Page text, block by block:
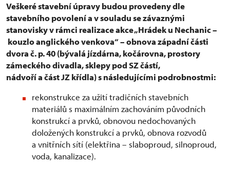
Veškeré stavební úpravy budou provedeny dle
stavebního povolení a v souladu se závaznými
stanovisky v rámci realizace akce „Hrádek u Nechanic –
kouzlo anglického venkova“ – obnova západní části
dvora č. p. 40 (bývalá jízdárna, kočárovna, prostory
zámeckého divadla, sklepy pod SZ částí,
nádvoří a část JZ křídla) s následujícími podrobnostmi:
rekonstrukce za užití tradičních stavebních
materiálů s maximálním zachováním původních
konstrukcí a prvků, obnovou nedochovaných
doložených konstrukcí a prvků, obnova rozvodů
a vnitřních sítí (elektřina – slaboproud, silnoproud,
voda, kanalizace).